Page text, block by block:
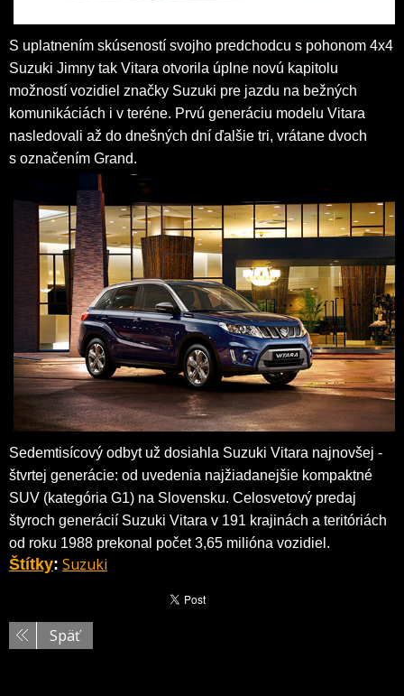
S uplatnením skúseností svojho predchodcu s pohonom 4x4
Suzuki Jimny tak Vitara otvorila úplne novú kapitolu
možností vozidiel značky Suzuki pre jazdu na bežných
komunikáciách i v teréne. Prvú generáciu modelu Vitara
nasledovali až do dnešných dní ďalšie tri, vrátane dvoch
s označením Grand.
Sedemtisícový odbyt už dosiahla Suzuki Vitara najnovšej -
štvrtej generácie: od uvedenia najžiadanejšie kompaktné
SUV (kategória G1) na Slovensku. Celosvetový predaj
štyroch generácií Suzuki Vitara v 191 krajinách a teritóriách
od roku 1988 prekonal počet 3,65 milióna vozidiel.
Štítky: Suzuki
Späť